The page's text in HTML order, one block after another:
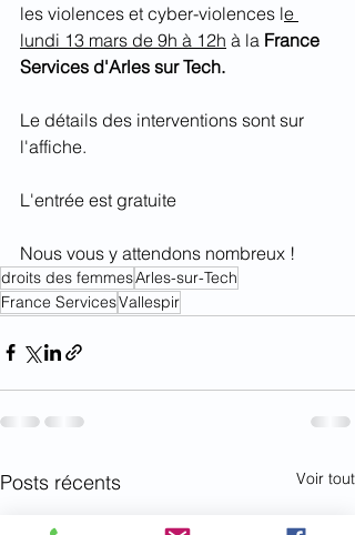
les violences et cyber-violences le
lundi 13 mars de 9h à 12h à la France
Services d'Arles sur Tech.
Le détails des interventions sont sur
l'affiche.
L'entrée est gratuite
Nous vous y attendons nombreux !
droits des femmesArles-sur-Tech
France ServicesVallespir
Posts récents Voir tout